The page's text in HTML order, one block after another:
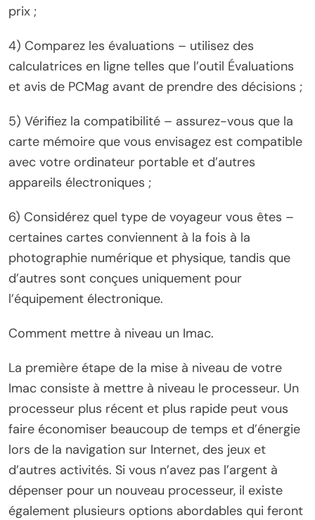
prix ;
4) Comparez les évaluations – utilisez des
calculatrices en ligne telles que l’outil Évaluations
et avis de PCMag avant de prendre des décisions ;
5) Vérifiez la compatibilité – assurez-vous que la
carte mémoire que vous envisagez est compatible
avec votre ordinateur portable et d’autres
appareils électroniques ;
6) Considérez quel type de voyageur vous êtes –
certaines cartes conviennent à la fois à la
photographie numérique et physique, tandis que
d’autres sont conçues uniquement pour
l’équipement électronique.
Comment mettre à niveau un Imac.
La première étape de la mise à niveau de votre
Imac consiste à mettre à niveau le processeur. Un
processeur plus récent et plus rapide peut vous
faire économiser beaucoup de temps et d’énergie
lors de la navigation sur Internet, des jeux et
d’autres activités. Si vous n’avez pas l’argent à
dépenser pour un nouveau processeur, il existe
également plusieurs options abordables qui feront